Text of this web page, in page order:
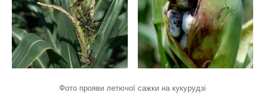
Фото прояви летючої сажки на кукурудзі